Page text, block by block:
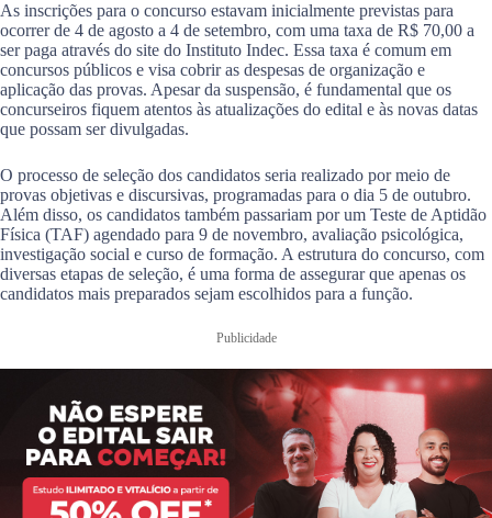
As inscrições para o concurso estavam inicialmente previstas para
ocorrer de 4 de agosto a 4 de setembro, com uma taxa de R$ 70,00 a
ser paga através do site do Instituto Indec. Essa taxa é comum em
concursos públicos e visa cobrir as despesas de organização e
aplicação das provas. Apesar da suspensão, é fundamental que os
concurseiros fiquem atentos às atualizações do edital e às novas datas
que possam ser divulgadas.
O processo de seleção dos candidatos seria realizado por meio de
provas objetivas e discursivas, programadas para o dia 5 de outubro.
Além disso, os candidatos também passariam por um Teste de Aptidão
Física (TAF) agendado para 9 de novembro, avaliação psicológica,
investigação social e curso de formação. A estrutura do concurso, com
diversas etapas de seleção, é uma forma de assegurar que apenas os
candidatos mais preparados sejam escolhidos para a função.
Publicidade